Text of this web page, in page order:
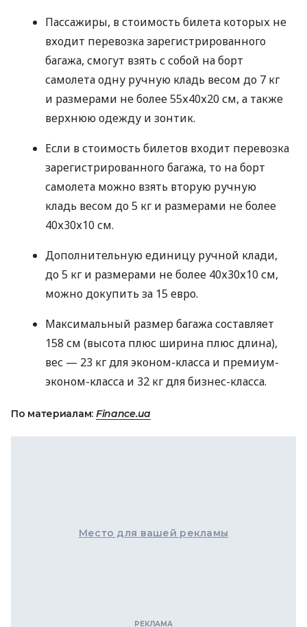
Пассажиры, в стоимость билета которых не
входит перевозка зарегистрированного
багажа, смогут взять с собой на борт
самолета одну ручную кладь весом до 7 кг
и размерами не более 55х40х20 см, а также
верхнюю одежду и зонтик.
Если в стоимость билетов входит перевозка
зарегистрированного багажа, то на борт
самолета можно взять вторую ручную
кладь весом до 5 кг и размерами не более
40х30х10 см.
Дополнительную единицу ручной клади,
до 5 кг и размерами не более 40х30х10 см,
можно докупить за 15 евро.
Максимальный размер багажа составляет
158 см (высота плюс ширина плюс длина),
вес — 23 кг для эконом-класса и премиум-
эконом-класса и 32 кг для бизнес-класса.
По материалам: Finance.ua
Место для вашей рекламы